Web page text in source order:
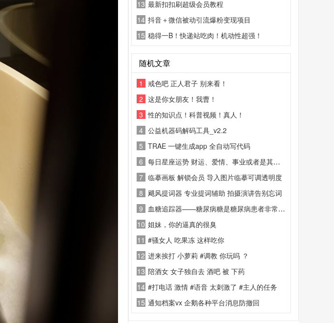
13 最新扣扣刷超级会员教程
14 抖音＋微信被动引流爆粉变现项目
15 稳得一B！快递站吃肉！机动性超强！
随机文章
1
戒色吧 正人君子 别来看！
2 这是你女朋友！我曹！
3 性的知识点！科普视频！真人！
4 公益机器码解码工具_v2.2
5 TRAE 一键生成app 全自动写代码
6 每日星座运势 财运、爱情、事业或者是其他的一些相关运势都可以通过这款软件找到。
7 临摹画板 解锁会员 导入图片临摹可调透明度
8 飓风提词器 专业提词辅助 拍摄演讲告别忘词
9
血糖追踪器——糖尿病糖是糖尿病患者非常有用的应用
10 姐妹，你的逼真的很臭
11 #骚女人 吃果冻 这样吃你
12 进来挨打 小萝莉 #调教 你玩吗 ？
13 陪酒女 女子独自去 酒吧 被 下药
14 #打电话 激情 #语音 太刺激了 #主人的任务
15 通知档案vx 企鹅各种平台消息防撤回